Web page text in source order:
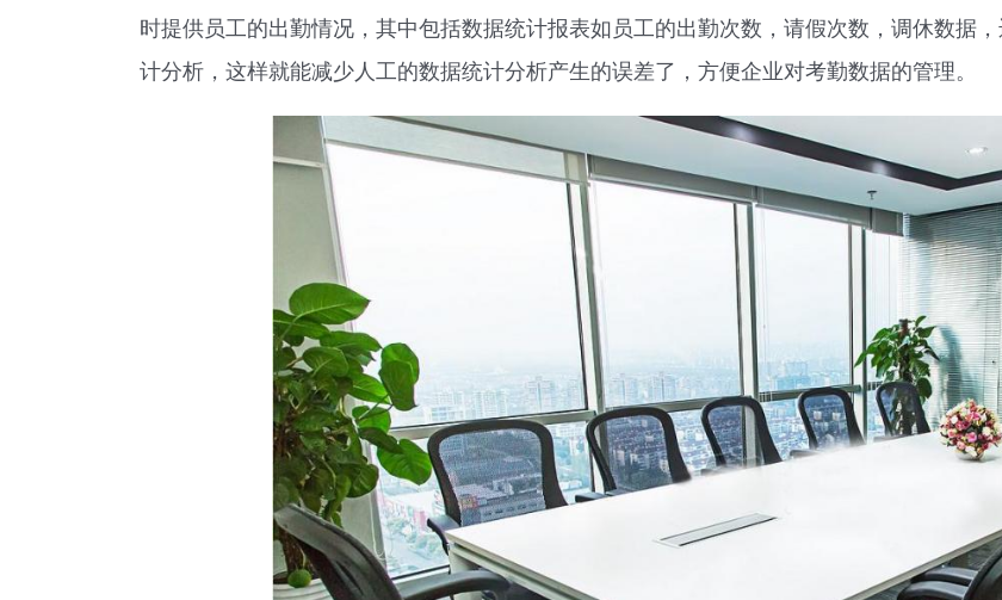
时提供员工的出勤情况，其中包括数据统计报表如员工的出勤次数，请假次数，调休数据
计分析，这样就能减少人工的数据统计分析产生的误差了，方便企业对考勤数据的管理。